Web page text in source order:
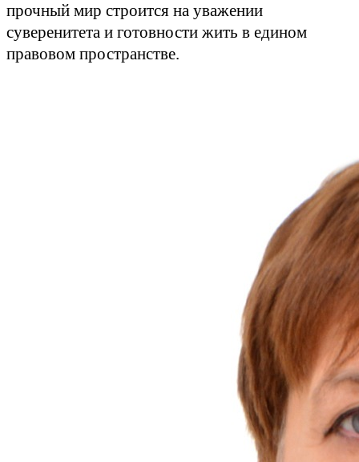
прочный мир строится на уважении
суверенитета и готовности жить в едином
правовом пространстве.